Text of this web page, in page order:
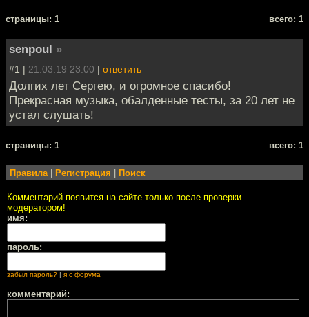
cтраницы: 1 всего: 1
senpoul »
#1 | 21.03.19 23:00 | ответить
Долгих лет Сергею, и огромное спасибо!
Прекрасная музыка, обалденные тесты, за 20 лет не
устал слушать!
cтраницы: 1 всего: 1
Правила| Регистрация Поиск
Комментарий появится на сайте только после проверки
модератором!
имя:
пароль:
забыл пароль? я с форума
комментарий: